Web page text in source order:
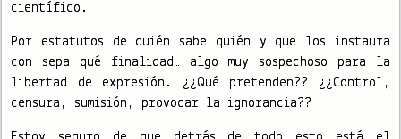
científico.
Por estatutos de quién sabe quién y que los instaura
con sepa qué finalidad… algo muy sospechoso para la
libertad de expresión. ¿¿Qué pretenden?? ¿¿Control,
censura, sumisión, provocar la ignorancia??